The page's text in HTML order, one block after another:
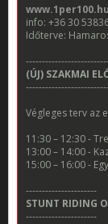
www.1per100.hu
info: +36 30
Időterve:
(ÚJ) SZAKMAI
Végleges terv az
11:30 – 12:30 -
13:00 – 14:00 -
15:00 – 16:00 -
----------------------
STUNT RIDING
----------------------